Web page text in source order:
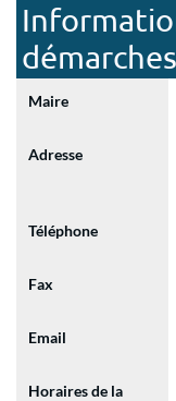
Maire
Adresse
Téléphone
Fax
Email
Horaires de la